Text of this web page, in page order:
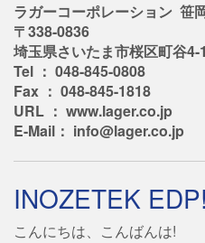
ラガーコーポレーション 笹
〒338-0836
埼玉県さいたま市桜区町谷4-
Tel ： 048-845-0808
Fax ： 048-845-1818
URL ： www.lager.co.jp
E-Mail： info@lager.co.jp
INOZETEK
こんにちは、こんばんは!